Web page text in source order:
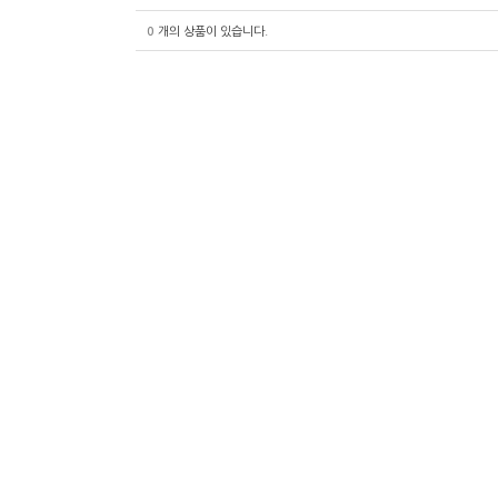
0 개의 상품이 있습니다.